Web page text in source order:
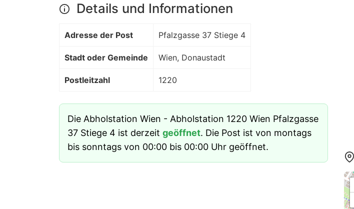
Details und Informationen
Adresse der Post Pfalzgasse 37 Stiege 4
Stadt oder Gemeinde Wien, Donaustadt
Postleitzahl 1220
Die Abholstation Wien - Abholstation 1220 Wien Pfalzgasse
37 Stiege 4 ist derzeit geöffnet. Die Post ist von montags
bis sonntags von 00:00 bis 00:00 Uhr geöffnet.